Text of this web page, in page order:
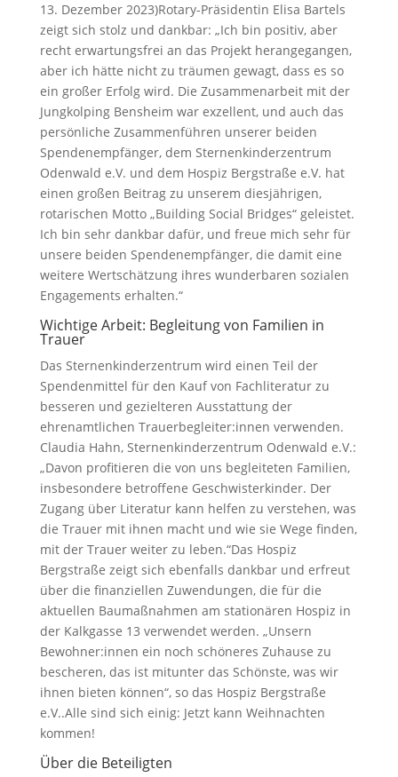
13. Dezember 2023)Rotary-Präsidentin Elisa Bartels
zeigt sich stolz und dankbar: „Ich bin positiv, aber
recht erwartungsfrei an das Projekt herangegangen,
aber ich hätte nicht zu träumen gewagt, dass es so
ein großer Erfolg wird. Die Zusammenarbeit mit der
Jungkolping Bensheim war exzellent, und auch das
persönliche Zusammenführen unserer beiden
Spendenempfänger, dem Sternenkinderzentrum
Odenwald e.V. und dem Hospiz Bergstraße e.V. hat
einen großen Beitrag zu unserem diesjährigen,
rotarischen Motto „Building Social Bridges“ geleistet.
Ich bin sehr dankbar dafür, und freue mich sehr für
unsere beiden Spendenempfänger, die damit eine
weitere Wertschätzung ihres wunderbaren sozialen
Engagements erhalten.“
Wichtige Arbeit: Begleitung von Familien in
Trauer
Das Sternenkinderzentrum wird einen Teil der
Spendenmittel für den Kauf von Fachliteratur zu
besseren und gezielteren Ausstattung der
ehrenamtlichen Trauerbegleiter:innen verwenden.
Claudia Hahn, Sternenkinderzentrum Odenwald e.V.:
„Davon profitieren die von uns begleiteten Familien,
insbesondere betroffene Geschwisterkinder. Der
Zugang über Literatur kann helfen zu verstehen, was
die Trauer mit ihnen macht und wie sie Wege finden,
mit der Trauer weiter zu leben.“Das Hospiz
Bergstraße zeigt sich ebenfalls dankbar und erfreut
über die finanziellen Zuwendungen, die für die
aktuellen Baumaßnahmen am stationären Hospiz in
der Kalkgasse 13 verwendet werden. „Unsern
Bewohner:innen ein noch schöneres Zuhause zu
bescheren, das ist mitunter das Schönste, was wir
ihnen bieten können“, so das Hospiz Bergstraße
e.V..Alle sind sich einig: Jetzt kann Weihnachten
kommen!
Über die Beteiligten